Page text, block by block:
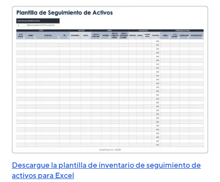
Descargue la plantilla de inventario de seguimiento de
activos para Excel